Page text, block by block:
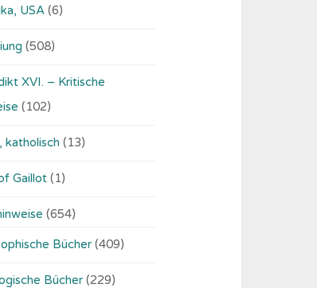
USA (6)
(508)
XVI. – Kritische
(102)
katholisch (13)
Gaillot (1)
(654)
Bücher (409)
Bücher (229)